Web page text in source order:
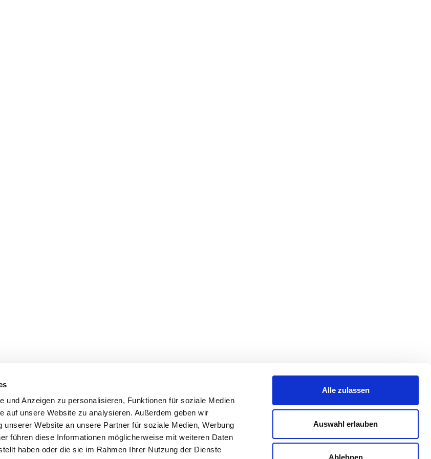
und Anzeigen zu personalisieren, Funktionen für soziale Medien
auf unsere Website zu analysieren. Außerdem geben wir
unserer Website an unsere Partner für soziale Medien, Werbung
führen diese Informationen möglicherweise mit weiteren Daten
haben oder die sie im Rahmen Ihrer Nutzung der Dienste
Alle zulassen
Auswahl erlauben
Ablehnen